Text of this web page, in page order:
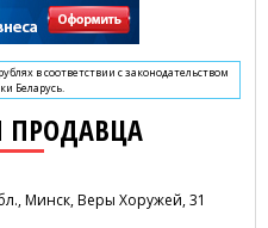
в соответствии с законодательством
Беларусь.
ПРОДАВЦА
Минск, Веры Хоружей, 31